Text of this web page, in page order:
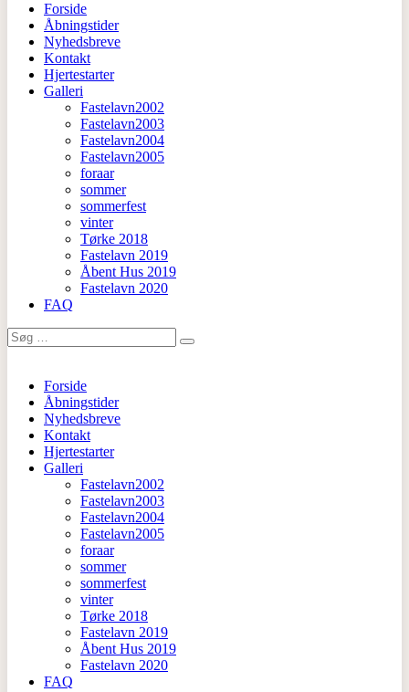
Forside
Åbningstider
Nyhedsbreve
Kontakt
Hjertestarter
Galleri
Fastelavn2002
Fastelavn2003
Fastelavn2004
Fastelavn2005
foraar
sommer
sommerfest
vinter
Tørke 2018
Fastelavn 2019
Åbent Hus 2019
Fastelavn 2020
FAQ
Search
for:
Forside
Åbningstider
Nyhedsbreve
Kontakt
Hjertestarter
Galleri
Fastelavn2002
Fastelavn2003
Fastelavn2004
Fastelavn2005
foraar
sommer
sommerfest
vinter
Tørke 2018
Fastelavn 2019
Åbent Hus 2019
Fastelavn 2020
FAQ